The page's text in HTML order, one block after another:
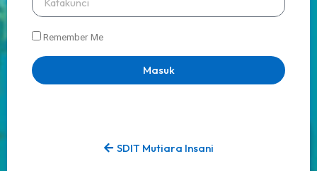
Remember Me
Masuk
SDIT Mutiara Insani